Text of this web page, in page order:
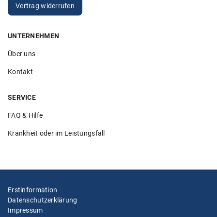
5.00
„Sehr hilfsbereite Mitarbeiter die ihren Job verstehen. Ich
26.02.2026
5.00
meine Au-pairs bei Klemmer versichere, unkompliziert,
Versicherung, die weder lösungsorientiert noch
unkompliziert war. Der Wechsel zu Klemmer war die
richtige Entscheidung!!!!!“
Vertrag widerrufen
UNTERNEHMEN
Über uns
Kontakt
SERVICE
FAQ & Hilfe
Krankheit oder im Leistungsfall
Erstinformation
Datenschutzerklärung
Impressum